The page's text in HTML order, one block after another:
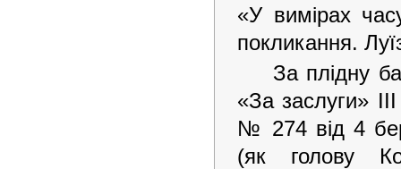
«У вимірах
покликання.
За плідну
«За заслуги»
№ 274 від 4
(як голову